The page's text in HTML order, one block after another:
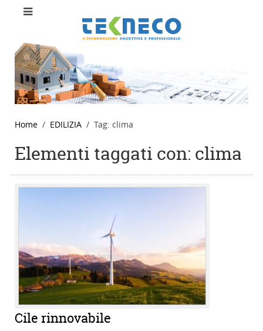
Home EDILIZIA Tag: clima
Elementi taggati con: clima
Cile rinnovabile